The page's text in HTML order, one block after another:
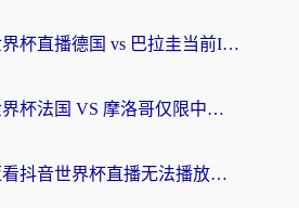
在海外看世界杯直播德国 vs 巴拉圭当前IP受限制？这篇指南帮你轻松解决地区限制
在国外看世界杯法国 VS 摩洛哥仅限中国大陆？别让地域限制拦下你的欢呼
在澳大利亚看抖音世界杯直播无法播放？海外党体育观赛终极指南来了！